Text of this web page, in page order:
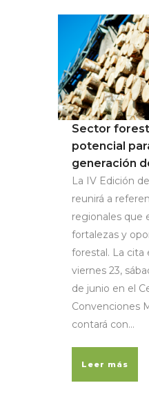
Sector
potencial
generación
La IV Edición
reunirá a
regionales que
fortalezas y
forestal. La cita
viernes 23,
de junio en el
Convenciones
contará con...
Leer más